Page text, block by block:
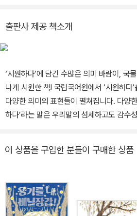
출판사 제공 책소개
‘시원하다’에 담긴 수많은 의미 바람이, 국물이, 마음이… 아무튼 엄청
나게 시원한 책! 국립국어원에서 ‘시원하다’를 검색하면, 무심코 썼던
다양한 의미의 표현들이 펼쳐집니다. 다양
하다’라는 말은 우리말의 섬세하고도 감수
치는 아빠를 보며, 팔팔 끓는 탕 속에서 벌
팔팔 끓는 물이 시원하다니 황당하기 짝이 없지요. 이러한
수많은 아이들의 가려운 곳을 속 시원히
이 출간되었습니다. 이 책을 덮는 그날부터
이 상품을 구입한 분들이 구매한 상품